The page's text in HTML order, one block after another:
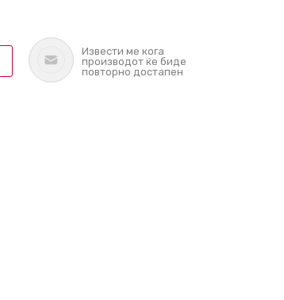
Извести ме кога
производот ќе биде
повторно достапен